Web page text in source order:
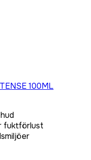
100ML
fuktförlust